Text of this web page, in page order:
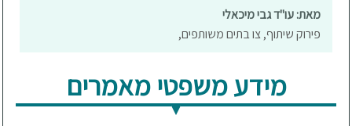
מאת: עו"ד גבי מיכאלי
פירוק שיתוף, צו בתים משותפים,
מידע משפטי מאמרים